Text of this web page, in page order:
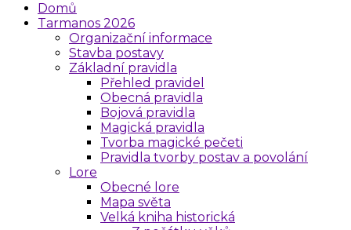
Domů
Tarmanos 2026
Organizační informace
Stavba postavy
Základní pravidla
Přehled pravidel
Obecná pravidla
Bojová pravidla
Magická pravidla
Tvorba magické pečeti
Pravidla tvorby postav a povolání
Lore
Obecné lore
Mapa světa
Velká kniha historická